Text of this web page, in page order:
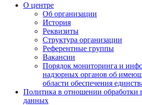
О центре
Об организации
История
Реквизиты
Структура организации
Референтные группы
Вакансии
Порядок мониторинга и
надзорных органов об
области обеспечения
Политика в отношении обработки
данных